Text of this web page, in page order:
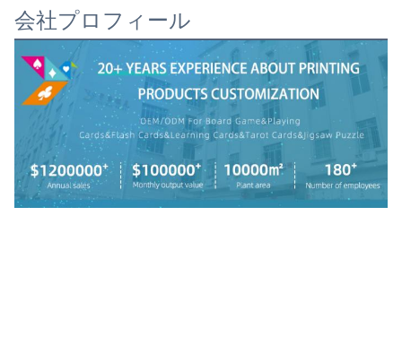
会社プロフィール